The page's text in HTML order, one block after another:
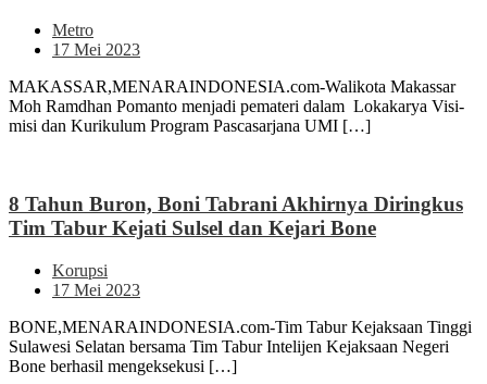
Metro
17 Mei 2023
MAKASSAR,MENARAINDONESIA.com-Walikota Makassar
Moh Ramdhan Pomanto menjadi pemateri dalam Lokakarya Visi-
misi dan Kurikulum Program Pascasarjana UMI […]
8 Tahun Buron, Boni Tabrani Akhirnya Diringkus
Tim Tabur Kejati Sulsel dan Kejari Bone
Korupsi
17 Mei 2023
BONE,MENARAINDONESIA.com-Tim Tabur Kejaksaan Tinggi
Sulawesi Selatan bersama Tim Tabur Intelijen Kejaksaan Negeri
Bone berhasil mengeksekusi […]